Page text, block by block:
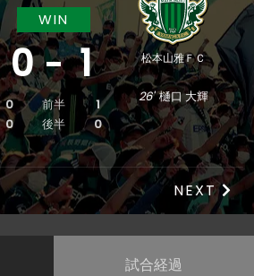
WIN
0 1
0 前半
1
0
後半 0
松本山雅ＦＣ
26' 樋口 大輝
NEXT
試合経過